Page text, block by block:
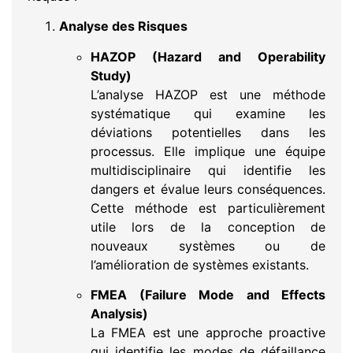
Analyse des Risques
HAZOP (Hazard and Operability
Study)
L’analyse HAZOP est une méthode
systématique qui examine les
déviations potentielles dans les
processus. Elle implique une équipe
multidisciplinaire qui identifie les
dangers et évalue leurs conséquences.
Cette méthode est particulièrement
utile lors de la conception de
nouveaux systèmes ou de
l’amélioration de systèmes existants.
FMEA (Failure Mode and Effects
Analysis)
La FMEA est une approche proactive